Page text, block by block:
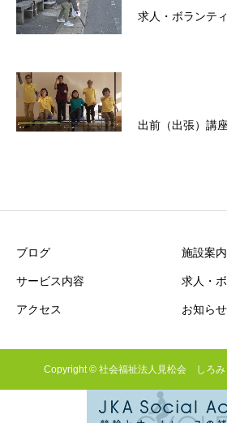
求人・ボランテ
出前（出張）講座
ブログ 施設案内
サービス内容 求人・
アクセス お知らせ
Copyright © 社会福祉法人見松会 しろ